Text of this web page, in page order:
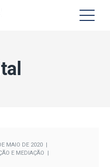
MAIO DE 2020
E MEDIAÇÃO